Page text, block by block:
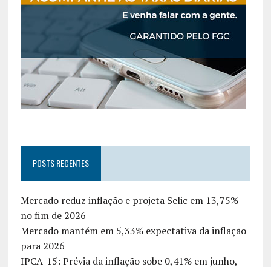
POSTS RECENTES
Mercado reduz inflação e projeta Selic em 13,75%
no fim de 2026
Mercado mantém em 5,33% expectativa da inflação
para 2026
IPCA-15: Prévia da inflação sobe 0,41% em junho,